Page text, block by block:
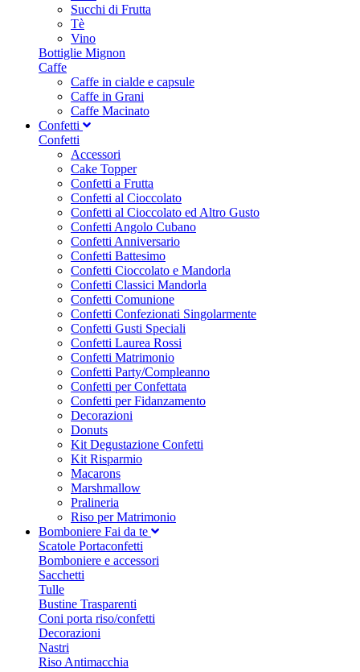
Succhi di Frutta
Tè
Vino
Bottiglie Mignon
Caffe
Caffe in cialde e capsule
Caffe in Grani
Caffe Macinato
Confetti
Confetti
Accessori
Cake Topper
Confetti a Frutta
Confetti al Cioccolato
Confetti al Cioccolato ed Altro Gusto
Confetti Angolo Cubano
Confetti Anniversario
Confetti Battesimo
Confetti Cioccolato e Mandorla
Confetti Classici Mandorla
Confetti Comunione
Confetti Confezionati Singolarmente
Confetti Gusti Speciali
Confetti Laurea Rossi
Confetti Matrimonio
Confetti Party/Compleanno
Confetti per Confettata
Confetti per Fidanzamento
Decorazioni
Donuts
Kit Degustazione Confetti
Kit Risparmio
Macarons
Marshmallow
Pralineria
Riso per Matrimonio
Bomboniere Fai da te
Scatole Portaconfetti
Bomboniere e accessori
Sacchetti
Tulle
Bustine Trasparenti
Coni porta riso/confetti
Decorazioni
Nastri
Riso Antimacchia